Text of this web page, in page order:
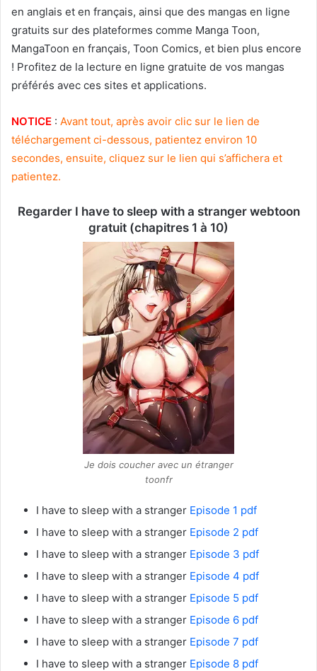
en anglais et en français, ainsi que des mangas en ligne
gratuits sur des plateformes comme Manga Toon,
MangaToon en français, Toon Comics, et bien plus encore
! Profitez de la lecture en ligne gratuite de vos mangas
préférés avec ces sites et applications.
NOTICE : Avant tout, après avoir clic sur le lien de
téléchargement ci-dessous, patientez environ 10
secondes, ensuite, cliquez sur le lien qui s’affichera et
patientez.
Regarder I have to sleep with a stranger webtoon
gratuit (chapitres 1 à 10)
Je dois coucher avec un étranger
toonfr
I have to sleep with a stranger Episode 1 pdf
I have to sleep with a stranger Episode 2 pdf
I have to sleep with a stranger Episode 3 pdf
I have to sleep with a stranger Episode 4 pdf
I have to sleep with a stranger Episode 5 pdf
I have to sleep with a stranger Episode 6 pdf
I have to sleep with a stranger Episode 7 pdf
I have to sleep with a stranger Episode 8 pdf